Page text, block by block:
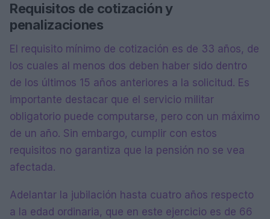
Requisitos de cotización y
penalizaciones
El requisito mínimo de cotización es de 33 años, de
los cuales al menos dos deben haber sido dentro
de los últimos 15 años anteriores a la solicitud. Es
importante destacar que el servicio militar
obligatorio puede computarse, pero con un máximo
de un año. Sin embargo, cumplir con estos
requisitos no garantiza que la pensión no se vea
afectada.
Adelantar la jubilación hasta cuatro años respecto
a la edad ordinaria, que en este ejercicio es de 66